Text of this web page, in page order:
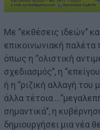
Με ‘’εκθέσεις ιδεών’’
επικοινωνιακή παλέτα
όπως η ‘’ολιστική
σχεδιασμός’’, η
ή η ‘’ριζική αλλαγή του
άλλα τέτοια
σημαντικά’’, η
δημιουργήσει μια νέα